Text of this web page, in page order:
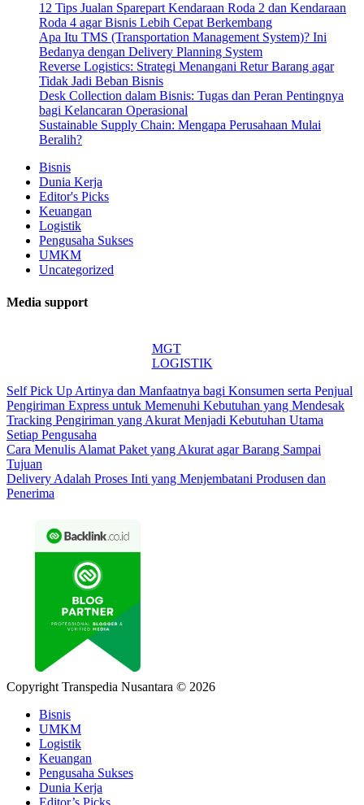
12 Tips Jualan Sparepart Kendaraan Roda 2 dan Kendaraan
Roda 4 agar Bisnis Lebih Cepat Berkembang
Apa Itu TMS (Transportation Management System)? Ini
Bedanya dengan Delivery Planning System
Reverse Logistics: Strategi Menangani Retur Barang agar
Tidak Jadi Beban Bisnis
Desk Collection dalam Bisnis: Tugas dan Peran Pentingnya
bagi Kelancaran Operasional
Sustainable Supply Chain: Mengapa Perusahaan Mulai
Beralih?
Bisnis
Dunia Kerja
Editor's Picks
Keuangan
Logistik
Pengusaha Sukses
UMKM
Uncategorized
Media support
MGT
LOGISTIK
Self Pick Up Artinya dan Manfaatnya bagi Konsumen serta Penjual
Pengiriman Express untuk Memenuhi Kebutuhan yang Mendesak
Tracking Pengiriman yang Akurat Menjadi Kebutuhan Utama
Setiap Pengusaha
Cara Menulis Alamat Paket yang Akurat agar Barang Sampai
Tujuan
Delivery Adalah Proses Inti yang Menjembatani Produsen dan
Penerima
Copyright Transpedia Nusantara © 2026
Bisnis
UMKM
Logistik
Keuangan
Pengusaha Sukses
Dunia Kerja
Editor’s Picks